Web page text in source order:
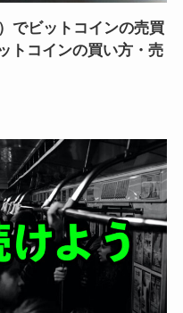
でビットコインの売買
トコインの買い方・売